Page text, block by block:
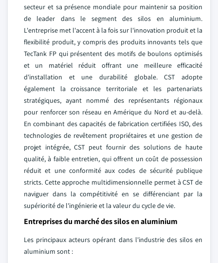
secteur et sa présence mondiale pour maintenir sa position
de leader dans le segment des silos en aluminium.
L'entreprise met l'accent à la fois sur l'innovation produit et la
flexibilité produit, y compris des produits innovants tels que
TecTank FP qui présentent des motifs de boulons optimisés
et un matériel réduit offrant une meilleure efficacité
d'installation et une durabilité globale. CST adopte
également la croissance territoriale et les partenariats
stratégiques, ayant nommé des représentants régionaux
pour renforcer son réseau en Amérique du Nord et au-delà.
En combinant des capacités de fabrication certifiées ISO, des
technologies de revêtement propriétaires et une gestion de
projet intégrée, CST peut fournir des solutions de haute
qualité, à faible entretien, qui offrent un coût de possession
réduit et une conformité aux codes de sécurité publique
stricts. Cette approche multidimensionnelle permet à CST de
naviguer dans la compétitivité en se différenciant par la
supériorité de l'ingénierie et la valeur du cycle de vie.
Entreprises du marché des silos en aluminium
Les principaux acteurs opérant dans l'industrie des silos en
aluminium sont :